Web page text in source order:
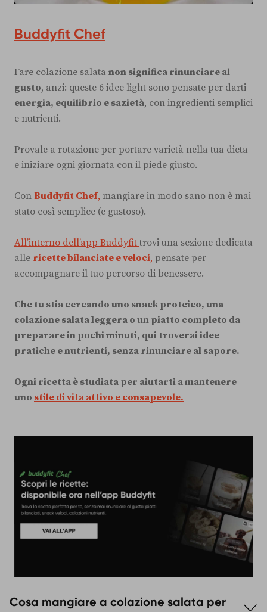
Buddyfit Chef
Fare colazione salata non significa rinunciare al
gusto, anzi: queste 6 idee light sono pensate per darti
energia, equilibrio e sazietà, con ingredienti semplici
e nutrienti.
Provale a rotazione per portare varietà nella tua dieta
e iniziare ogni giornata con il piede giusto.
Con Buddyfit Chef, mangiare in modo sano non è mai
stato così semplice (e gustoso).
All’interno dell’app Buddyfit trovi una sezione dedicata
alle ricette bilanciate e veloci, pensate per
accompagnare il tuo percorso di benessere.
Che tu stia cercando uno snack proteico, una
colazione salata leggera o un piatto completo da
preparare in pochi minuti, qui troverai idee
pratiche e nutrienti, senza rinunciare al sapore.
Ogni ricetta è studiata per aiutarti a mantenere
uno stile di vita attivo e consapevole.
Cosa mangiare a colazione salata per